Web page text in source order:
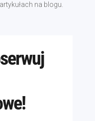
na blogu.